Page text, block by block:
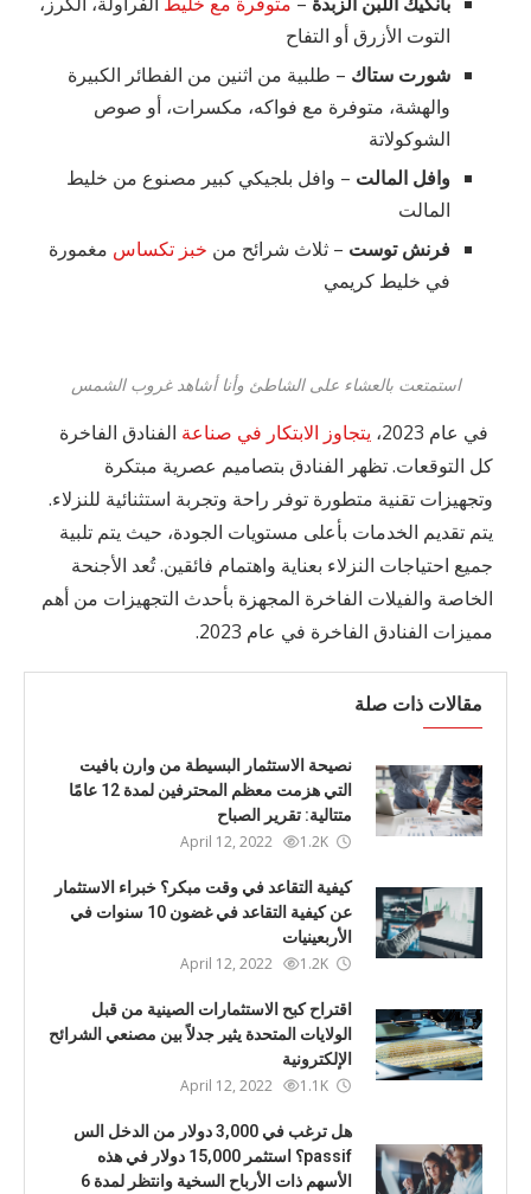
التوت الأزرق أو التفاح
شورت ستاك – طلبية من اثنين من الفطائر الكبيرة
والهشة، متوفرة مع فواكه، مكسرات، أو صوص
الشوكولاتة
وافل المالت – وافل بلجيكي كبير مصنوع من خليط
المالت
فرنش توست – ثلاث شرائح من خبز تكساس مغمورة
في خليط كريمي
استمتعت بالعشاء على الشاطئ وأنا أشاهد غروب الشمس
في عام 2023، يتجاوز الابتكار في صناعة الفنادق الفاخرة
كل التوقعات. تظهر الفنادق بتصاميم عصرية مبتكرة
وتجهيزات تقنية متطورة توفر راحة وتجربة استثنائية للنزلاء.
يتم تقديم الخدمات بأعلى مستويات الجودة، حيث يتم تلبية
جميع احتياجات النزلاء بعناية واهتمام فائقين. تُعد الأجنحة
الخاصة والفيلات الفاخرة المجهزة بأحدث التجهيزات من أهم
مميزات الفنادق الفاخرة في عام 2023.
مقالات ذات صلة
نصيحة الاستثمار البسيطة من وارن بافيت
التي هزمت معظم المحترفين لمدة 12 عامًا
متتالية: تقرير الصباح
April 12, 2022 1.2K
كيفية التقاعد في وقت مبكر؟ خبراء الاستثمار
عن كيفية التقاعد في غضون 10 سنوات في
الأربعينيات
April 12, 2022 1.2K
اقتراح كبح الاستثمارات الصينية من قبل
الولايات المتحدة يثير جدلاً بين مصنعي الشرائح
الإلكترونية
April 12, 2022 1.1K
هل ترغب في 3,000 دولار من الدخل الس
passif؟ استثمر 15,000 دولار في هذه
الأسهم ذات الأرباح السخية وانتظر لمدة 6